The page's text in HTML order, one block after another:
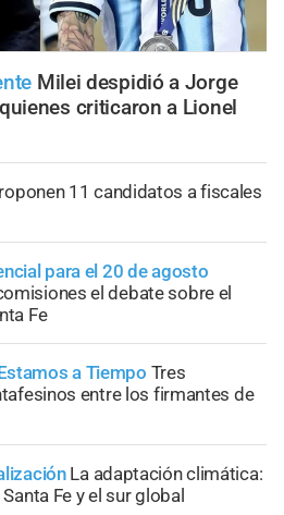
Milei despidió a Jorge
criticaron a Lionel
11 candidatos a fiscales
para el 20 de agosto
el debate sobre el
Fe
a Tiempo Tres
entre los firmantes de
La adaptación climática:
Fe y el sur global